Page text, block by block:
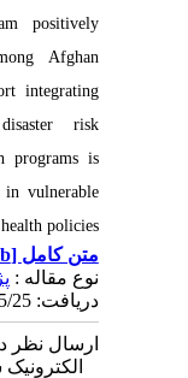
positively
Afghan
integrating
disaster risk
programs is
in vulnerable
policies.
متن کامل[PDF 755 kb]
نوع مقاله :
دریافت: 1404/5/25 | پذیرش: 1404/11/29
ارسال نظر
الکترونیک